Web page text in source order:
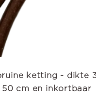
ketting - dikte
50 cm en inkortbaar